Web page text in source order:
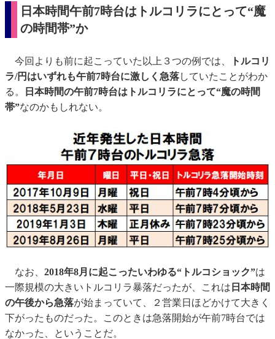
日本時間午前7時台はトルコリラにとって“魔
の時間帯”か
今回よりも前に起こっていた以上３つの例では、
トルコリ
ラ/円はいずれも午前7時台に激しく急落していたことがわか
る。
日本時間の午前7時台はトルコリラにとって“魔の時間
帯”なのかもしれない。
なお、 2018年8月に起こったいわゆる“トルコショック”は
一際規模の大きいトルコリラ暴落だったが、これは 日本時間
の午後から急落が始まっていて、２営業日ほどかけて大きく
下がったものだった。このときは急落開始が午前7時台では
なかった、ということだ。